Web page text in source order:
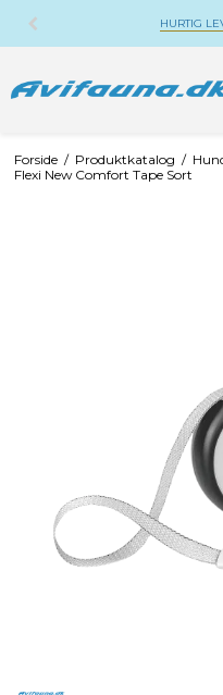
LEVERING 1-3 HVERDAGE
Forside / Produktkatalog /
Flexi New Comfort Tape Sort